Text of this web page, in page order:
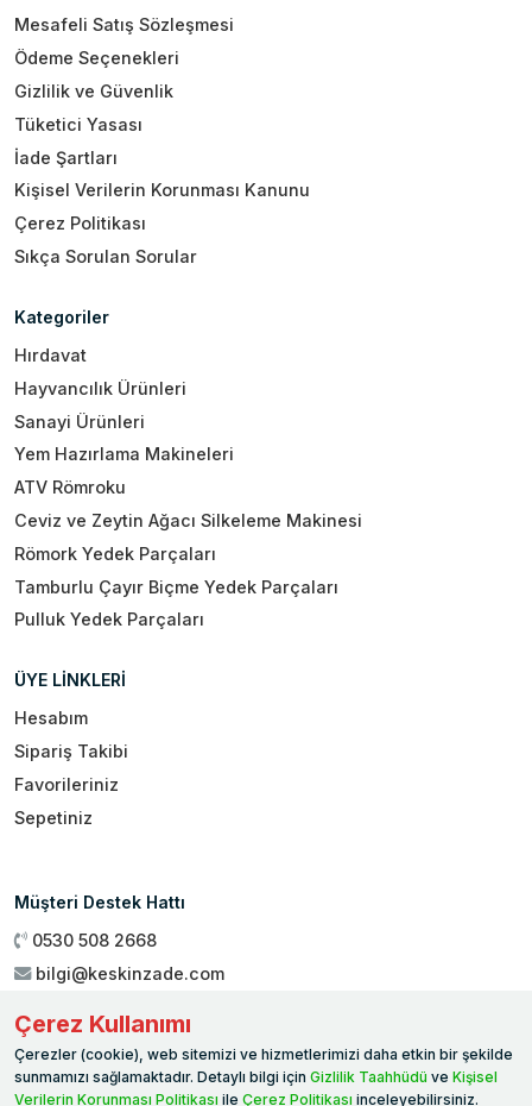
Mesafeli Satış Sözleşmesi
Ödeme Seçenekleri
Gizlilik ve Güvenlik
Tüketici Yasası
İade Şartları
Kişisel Verilerin Korunması Kanunu
Çerez Politikası
Sıkça Sorulan Sorular
Kategoriler
Hırdavat
Hayvancılık Ürünleri
Sanayi Ürünleri
Yem Hazırlama Makineleri
ATV Römroku
Ceviz ve Zeytin Ağacı Silkeleme Makinesi
Römork Yedek Parçaları
Tamburlu Çayır Biçme Yedek Parçaları
Pulluk Yedek Parçaları
ÜYE LİNKLERİ
Hesabım
Sipariş Takibi
Favorileriniz
Sepetiniz
Müşteri Destek Hattı
0530 508 2668
bilgi@keskinzade.com
Genel Merkez: Yükseliş Mah. 1461. Sokak No:2/1 19 Mayıs
Ballıca / SAMSUN
Çerez Kullanımı
Çerezler (cookie), web sitemizi ve hizmetlerimizi daha etkin bir şekilde
sunmamızı sağlamaktadır. Detaylı bilgi için Gizlilik Taahhüdü ve Kişisel
Verilerin Korunması Politikası ile Çerez Politikası inceleyebilirsiniz.